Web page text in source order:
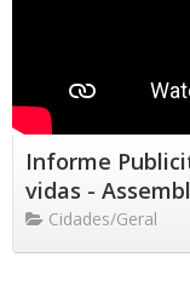
Informe
vidas -
Cidades/Geral